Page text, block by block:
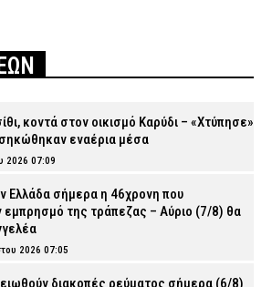
κοντά στον οικισμό Καρύδι – «Χτύπησε»
εναέρια μέσα
2026 07:09
Ελλάδα σήμερα η 46χρονη που
εμπρησμό της τράπεζας – Αύριο (7/8) θα
2026 07:05
διακοπές ρεύματος σήμερα (6/8)